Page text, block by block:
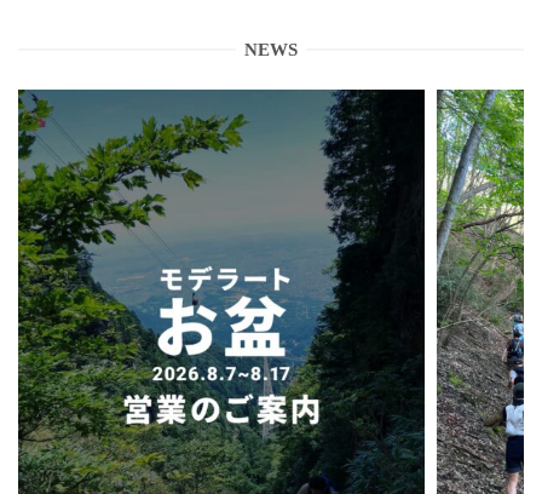
NEWS